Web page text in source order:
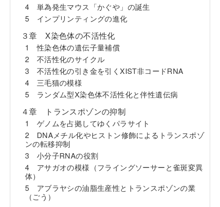
4 単為発生マウス「かぐや」の誕生
5 インプリンティングの進化
３章 X染色体の不活性化
1 性染色体の遺伝子量補償
2 不活性化のサイクル
3 不活性化の引き金を引くXIST非コードRNA
4 三毛猫の模様
5 ランダム型X染色体不活性化と伴性遺伝病
４章 トランスポゾンの抑制
1 ゲノムを占拠してゆくパラサイト
2 DNAメチル化やヒストン修飾によるトランスポゾ
ンの転移抑制
3 小分子RNAの役割
4 アサガオの模様（フライングソーサーと雀斑変異
体）
5 アブラヤシの油脂生産性とトランスポゾンの業
（ごう）